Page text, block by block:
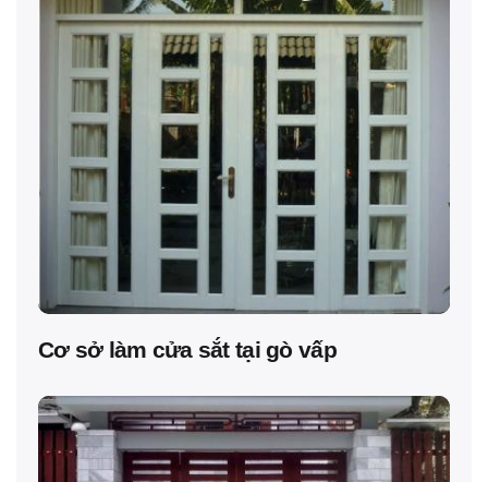
Cơ sở làm cửa sắt tại gò vấp